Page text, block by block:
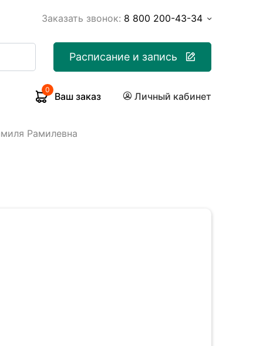
Заказать звонок: 8 800 200-43-34
Расписание и запись
0
Ваш заказ Личный кабинет
Рамилевна